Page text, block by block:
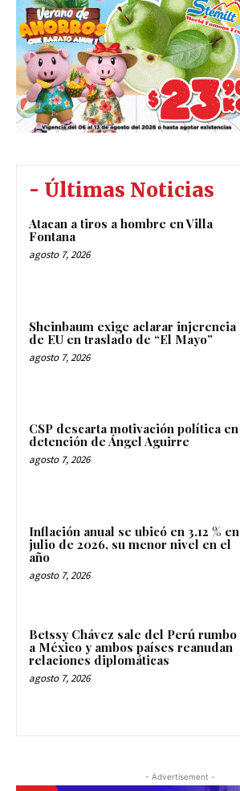
- Últimas Noticias
Atacan a tiros a hombre en Villa
Fontana
agosto 7, 2026
Sheinbaum exige aclarar injerencia
de EU en traslado de “El Mayo”
agosto 7, 2026
CSP descarta motivación política en
detención de Ángel Aguirre
agosto 7, 2026
Inflación anual se ubicó en 3.12 % en
julio de 2026, su menor nivel en el
año
agosto 7, 2026
Betssy Chávez sale del Perú rumbo
a México y ambos países reanudan
relaciones diplomáticas
agosto 7, 2026
- Advertisement -